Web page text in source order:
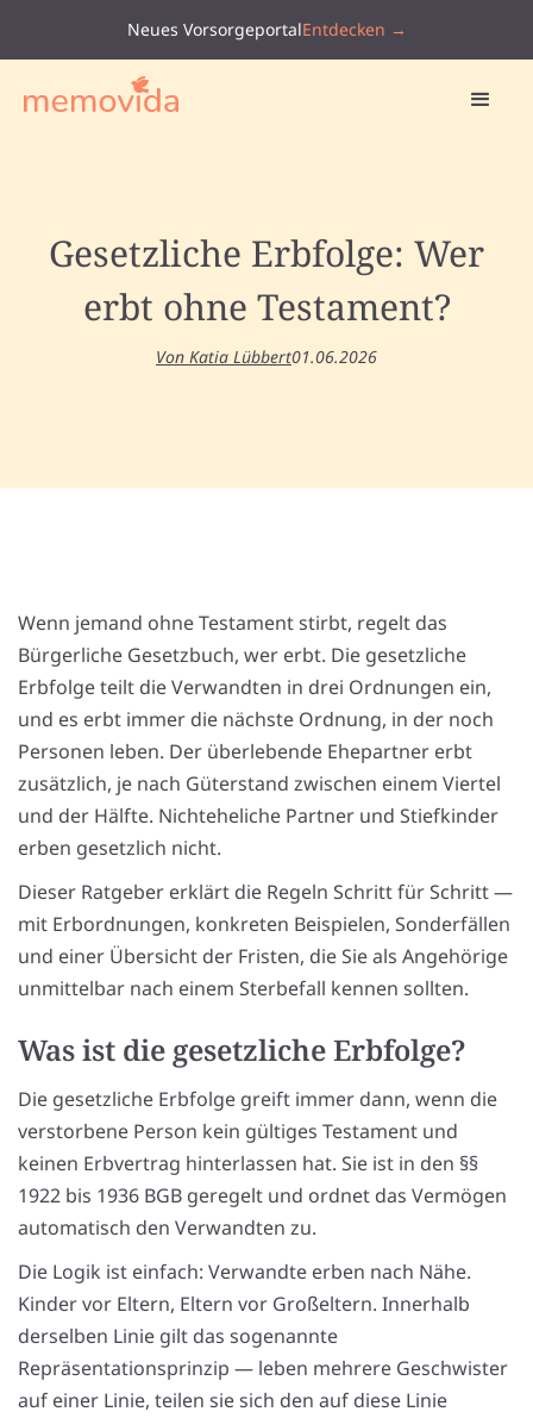
Neues VorsorgeportalEntdecken →
Gesetzliche Erbfolge: Wer
erbt ohne Testament?
Von Katia Lübbert01.06.2026
Wenn jemand ohne Testament stirbt, regelt das
Bürgerliche Gesetzbuch, wer erbt. Die gesetzliche
Erbfolge teilt die Verwandten in drei Ordnungen ein,
und es erbt immer die nächste Ordnung, in der noch
Personen leben. Der überlebende Ehepartner erbt
zusätzlich, je nach Güterstand zwischen einem Viertel
und der Hälfte. Nichteheliche Partner und Stiefkinder
erben gesetzlich nicht.
Dieser Ratgeber erklärt die Regeln Schritt für Schritt —
mit Erbordnungen, konkreten Beispielen, Sonderfällen
und einer Übersicht der Fristen, die Sie als Angehörige
unmittelbar nach einem Sterbefall kennen sollten.
Was ist die gesetzliche Erbfolge?
Die gesetzliche Erbfolge greift immer dann, wenn die
verstorbene Person kein gültiges Testament und
keinen Erbvertrag hinterlassen hat. Sie ist in den §§
1922 bis 1936 BGB geregelt und ordnet das Vermögen
automatisch den Verwandten zu.
Die Logik ist einfach: Verwandte erben nach Nähe.
Kinder vor Eltern, Eltern vor Großeltern. Innerhalb
derselben Linie gilt das sogenannte
Repräsentationsprinzip — leben mehrere Geschwister
auf einer Linie, teilen sie sich den auf diese Linie